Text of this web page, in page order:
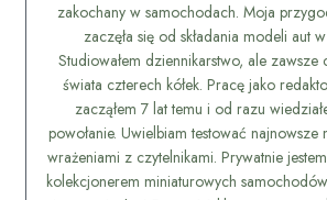
zakochany w samochodach. Moja
zaczęła się od składania modeli aut
Studiowałem dziennikarstwo, ale zawsze
świata czterech kółek. Pracę jako
zacząłem 7 lat temu i od razu
powołanie. Uwielbiam testować
wrażeniami z czytelnikami. Prywatnie
kolekcjonerem miniaturowych